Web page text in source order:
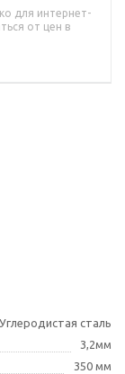
для интернет-
от цен в
Углеродистая сталь
3,2мм
350 мм